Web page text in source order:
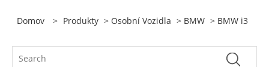
Domov > Produkty > Osobní Vozidla > BMW > BMW i3